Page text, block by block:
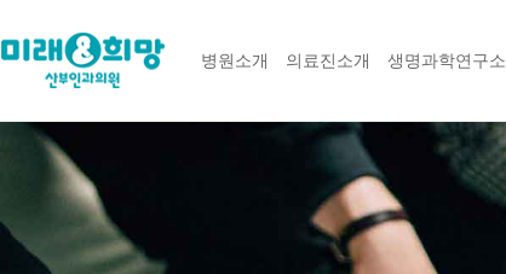
병원소개 의료진소개 생명과학연구소